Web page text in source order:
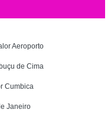
Aeroporto
de Cima
Cumbica
Janeiro